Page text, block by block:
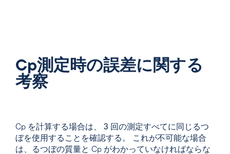
Cp測定時の誤差に関する
考察
Cp を計算する場合は、
3 回の測定すべてに同じるつ
ぼを使用する ことを確認する。 これが不可能な場合
は、るつぼの質量と Cp がわかっていなければならな